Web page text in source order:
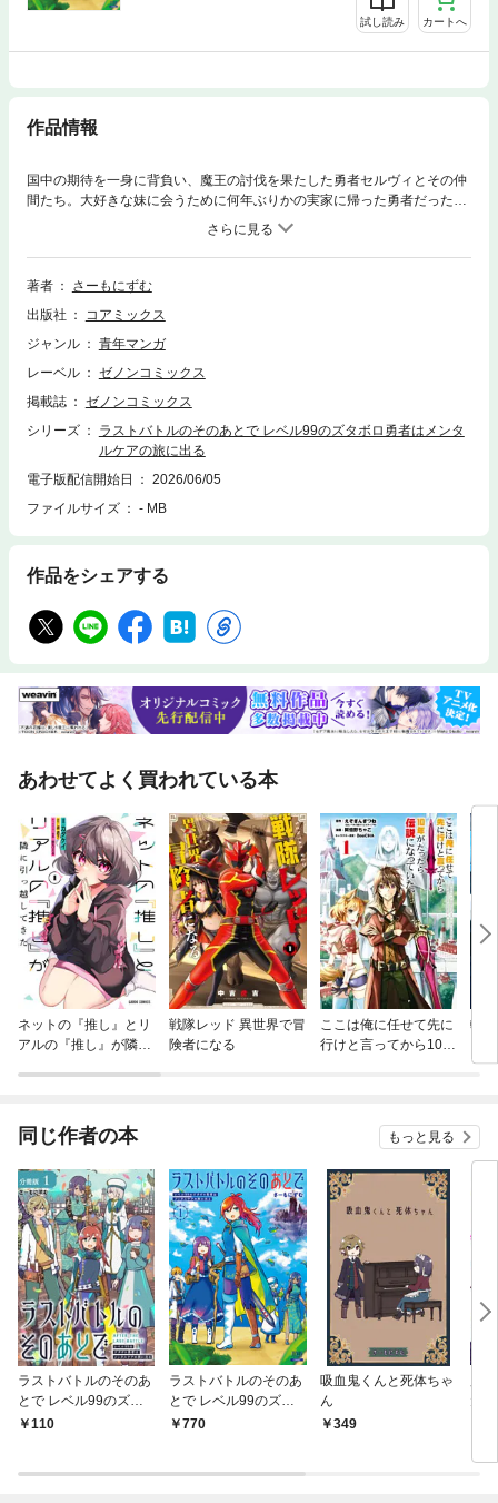
試し読み カートへ
作品情報
国中の期待を一身に背負い、魔王の討伐を果たした勇者セルヴィとその仲
間たち。大好きな妹に会うために何年ぶりかの実家に帰った勇者だった
が、実は魔王との戦いの末に「心と身体」を壊していて…!? 世界を救った
ズタボロ勇者ーー今度は自分を救うための旅に出る。
著者
さーもにずむ
出版社
コアミックス
ジャンル
青年マンガ
レーベル
ゼノンコミックス
掲載誌
ゼノンコミックス
シリーズ
ラストバトルのそのあとで レベル99のズタボロ勇者はメンタ
ルケアの旅に出る
電子版配信開始日
2026/06/05
ファイルサイズ
- MB
作品をシェアする
あわせてよく買われている本
ネットの『推し』とリ
アルの『推し』が隣に
戦隊レッド 異世界で冒
険者になる
ここは俺に任せて先に
行けと言ってから10年
転
同じ作者の本 もっと見る
ラストバトルのそのあ
とで レベル99のズタ
ボロ勇者はメンタルケ
110
ラストバトルのそのあ
とで レベル99のズタ
ボロ勇者はメンタルケ
770
吸血鬼くんと死体ちゃ
ん
349
元